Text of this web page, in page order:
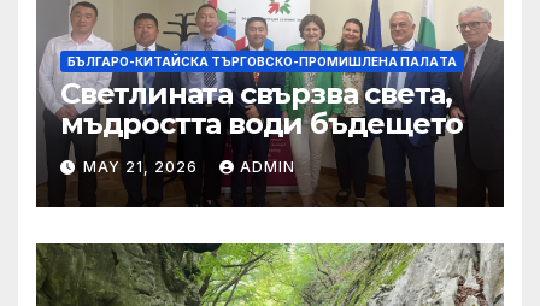
БЪЛГАРО-КИТАЙСКА ТЪРГОВСКО-ПРОМИШЛЕНА ПАЛAТА
Светлината свързва света,
мъдростта води бъдещето
MAY 21, 2026 ADMIN